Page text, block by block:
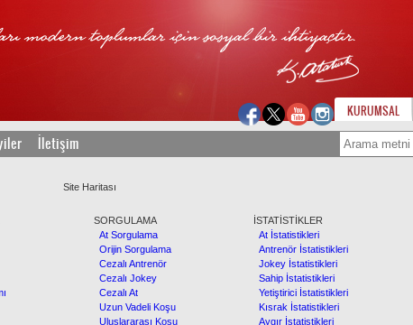
KURUMSAL
İletişim
Site Haritası
SORGULAMA
İSTATİSTİKLER
At Sorgulama
At İstatistikleri
Orijin Sorgulama
Antrenör İstatistikleri
Cezalı Antrenör
Jokey İstatistikleri
Cezalı Jokey
Sahip İstatistikleri
Cezalı At
Yetiştirici İstatistikleri
Uzun Vadeli Koşu
Kısrak İstatistikleri
Uluslararası Koşu
Aygır İstatistikleri